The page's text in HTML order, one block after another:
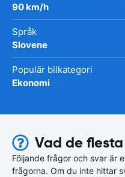
90 km/h
Språk
Slovene
Populär bilkategori
Ekonomi
Vad de
Följande frågor och svar är
frågorna. Om du inte hittar